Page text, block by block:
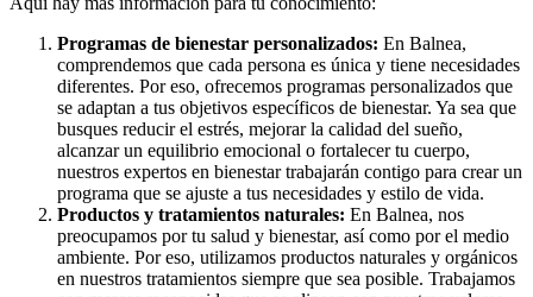
Programas de bienestar personalizados: En Balnea,
comprendemos que cada persona es única y tiene necesidades
diferentes. Por eso, ofrecemos programas personalizados que
se adaptan a tus objetivos específicos de bienestar. Ya sea que
busques reducir el estrés, mejorar la calidad del sueño,
alcanzar un equilibrio emocional o fortalecer tu cuerpo,
nuestros expertos en bienestar trabajarán contigo para crear un
programa que se ajuste a tus necesidades y estilo de vida.
Productos y tratamientos naturales: En Balnea, nos
preocupamos por tu salud y bienestar, así como por el medio
ambiente. Por eso, utilizamos productos naturales y orgánicos
en nuestros tratamientos siempre que sea posible. Trabajamos